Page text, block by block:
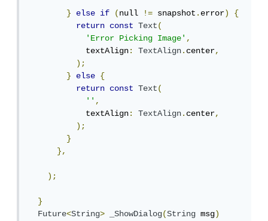
} else if (null != snapshot.error)
{
return
const Text(
'Error Picking Image',
            textAlign
: TextAlign.center,
);
}
else
{
return
const Text(
'',
            textAlign
: TextAlign.center,
);
}
},
);
}
Future<String> _ShowDialog(String msg)